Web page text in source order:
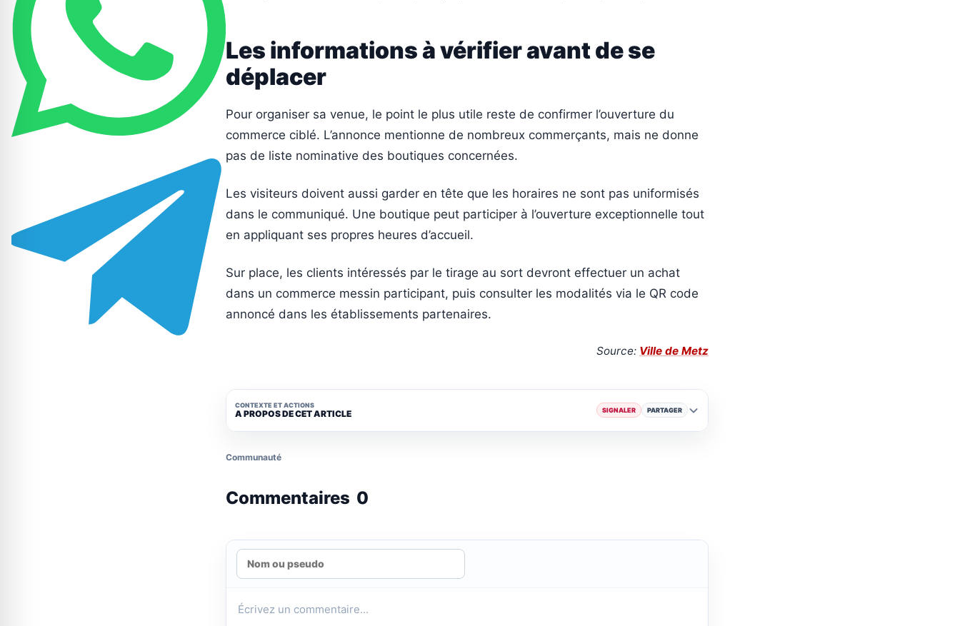
Les informations à vérifier avant de se
déplacer
Pour organiser sa venue, le point le plus utile reste de confirmer l’ouverture du
commerce ciblé. L’annonce mentionne de nombreux commerçants, mais ne donne
pas de liste nominative des boutiques concernées.
Les visiteurs doivent aussi garder en tête que les horaires ne sont pas uniformisés
dans le communiqué. Une boutique peut participer à l’ouverture exceptionnelle tout
en appliquant ses propres heures d’accueil.
Sur place, les clients intéressés par le tirage au sort devront effectuer un achat
dans un commerce messin participant, puis consulter les modalités via le QR code
annoncé dans les établissements partenaires.
Source: Ville de Metz
CONTEXTE ET ACTIONS
A PROPOS DE CET ARTICLE SIGNALER PARTAGER
Communauté
Commentaires 0